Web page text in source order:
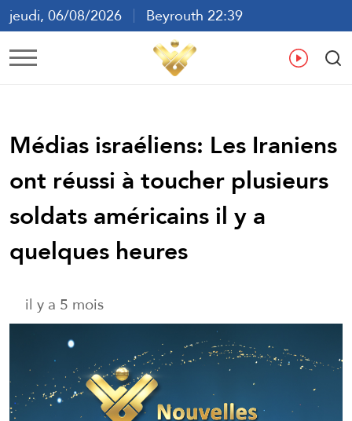
jeudi, 06/08/2026
Beyrouth 22:39
ع
Médias israéliens: Les Iraniens
ont réussi à toucher plusieurs
soldats américains il y a
quelques heures
il y a 5 mois